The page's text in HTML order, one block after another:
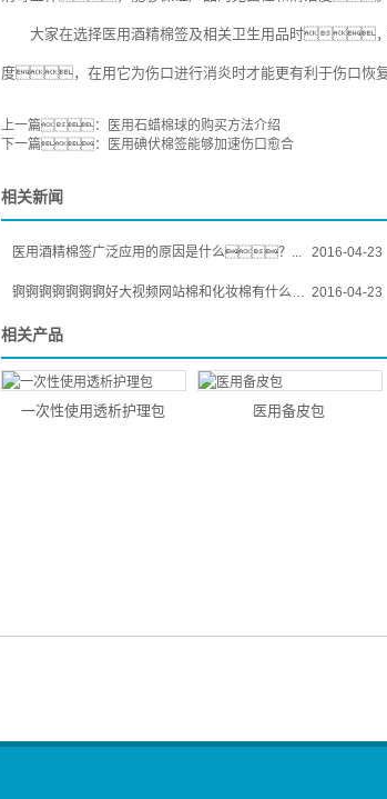
大家在选择医用酒精棉签及相关卫生用品时，
度，在用它为伤口进行消炎时才能更有利于伤口恢
上一篇：
医用石蜡棉球的购买方法介绍
下一篇：
医用碘伏棉签能够加速伤口愈合
相关新闻
2016-04-23
医用酒精棉签广泛应用的原因是什么？...
2016-04-23
锕锕锕锕锕锕锕好大视频网站棉和化妆棉有什么区别？...
相关产品
一次性使用透析护理包 医用备皮包